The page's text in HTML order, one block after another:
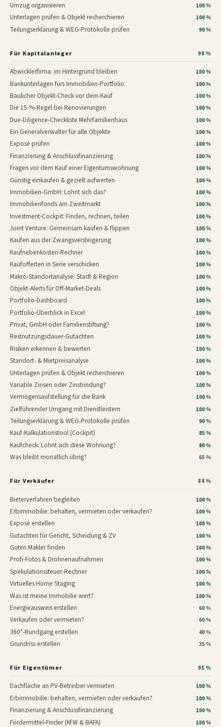
Umzug organisieren 100 %
Unterlagen prüfen & Objekt recherchieren 100 %
Teilungserklärung & WEG-Protokolle prüfen 90 %
Für Kapitalanleger 98 %
Abwicklerfirma: im Hintergrund bleiben 100 %
Bankunterlagen fürs Immobilien-Portfolio 100 %
Baulicher Objekt-Check vor dem Kauf 100 %
Die 15-%-Regel bei Renovierungen 100 %
Due-Diligence-Checkliste Mehrfamilienhaus 100 %
Ein Generalverwalter für alle Objekte 100 %
Exposé prüfen 100 %
Finanzierung & Anschlussfinanzierung 100 %
Fragen vor dem Kauf einer Eigentumswohnung 100 %
Günstig einkaufen & gezielt aufwerten 100 %
Immobilien-GmbH: Lohnt sich das? 100 %
Immobilienfonds am Zweitmarkt 100 %
Investment-Cockpit: Finden, rechnen, teilen 100 %
Joint Venture: Gemeinsam kaufen & flippen 100 %
Kaufen aus der Zwangsversteigerung 100 %
Kaufnebenkosten-Rechner 100 %
Kaufofferten in Serie verschicken 100 %
Makro-Standortanalyse: Stadt & Region 100 %
Objekt-Alerts für Off-Market-Deals 100 %
Portfolio-Dashboard 100 %
Portfolio-Überblick in Excel 100 %
Privat, GmbH oder Familienstiftung? 100 %
Restnutzungsdauer-Gutachten 100 %
Risiken erkennen & bewerten 100 %
Standort- & Mietpreisanalyse 100 %
Unterlagen prüfen & Objekt recherchieren 100 %
Variable Zinsen oder Zinsbindung? 100 %
Vermögensaufstellung für die Bank 100 %
Zielführender Umgang mit Dienstleistern 100 %
Teilungserklärung & WEG-Protokolle prüfen 90 %
Kauf-Kalkulationstool (Cockpit) 85 %
Kaufcheck: Lohnt sich diese Wohnung? 80 %
Was bleibt monatlich übrig? 65 %
Für Verkäufer 84 %
Bieterverfahren begleiten 100 %
Erbimmobilie: behalten, vermieten oder verkaufen? 100 %
Exposé erstellen 100 %
Gutachten für Gericht, Scheidung & ZV 100 %
Guten Makler finden 100 %
Profi-Fotos & Drohnenaufnahmen 100 %
Spekulationssteuer-Rechner 100 %
Virtuelles Home Staging 100 %
Was ist meine Immobilie wert? 100 %
Energieausweis erstellen 60 %
Verkaufen oder vermieten? 60 %
360°-Rundgang erstellen 40 %
Grundriss erstellen 35 %
Für Eigentümer 95 %
Dachfläche an PV-Betreiber vermieten 100 %
Erbimmobilie: behalten, vermieten oder verkaufen? 100 %
Finanzierung & Anschlussfinanzierung 100 %
Fördermittel-Finder (KfW & BAFA) 100 %